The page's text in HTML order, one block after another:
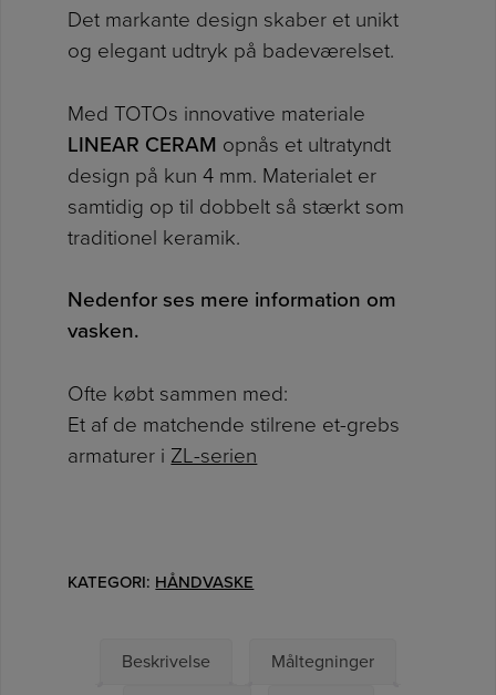
Det markante design skaber et unikt
og elegant udtryk på badeværelset.
Med TOTOs innovative materiale
LINEAR CERAM opnås et ultratyndt
design på kun 4 mm. Materialet er
samtidig op til dobbelt så stærkt som
traditionel keramik.
Nedenfor ses mere information om
vasken.
Ofte købt sammen med:
Et af de matchende stilrene et-grebs
armaturer i ZL-serien
KATEGORI: HÅNDVASKE
Beskrivelse Måltegninger